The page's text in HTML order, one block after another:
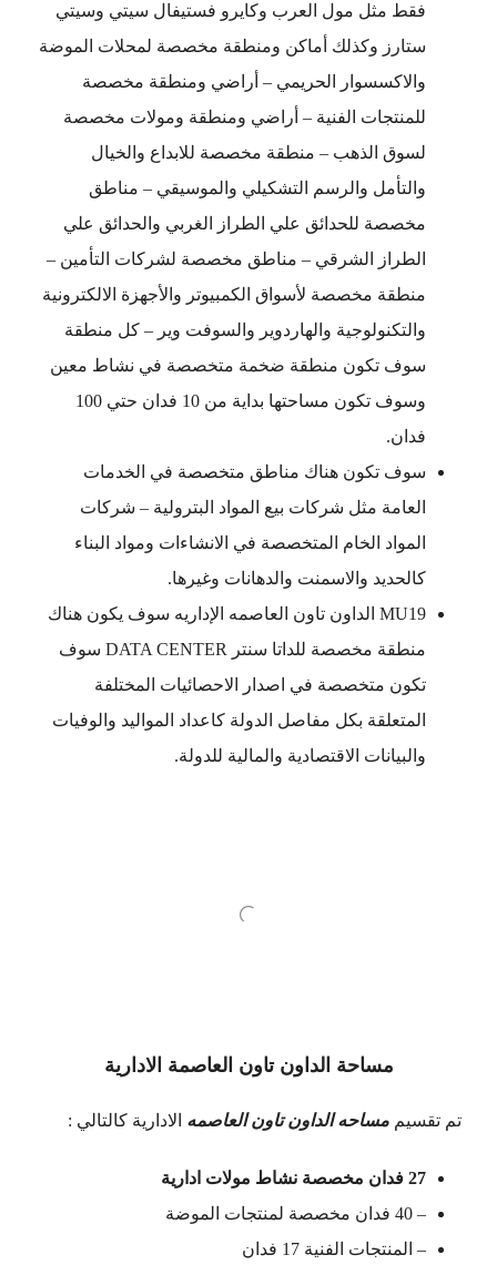
فقط مثل مول العرب وكايرو فستيفال سيتي وسيتي
ستارز وكذلك أماكن ومنطقة مخصصة لمحلات الموضة
والاكسسوار الحريمي – أراضي ومنطقة مخصصة
للمنتجات الفنية – أراضي ومنطقة ومولات مخصصة
لسوق الذهب – منطقة مخصصة للابداع والخيال
والتأمل والرسم التشكيلي والموسيقي – مناطق
مخصصة للحدائق علي الطراز الغربي والحدائق علي
الطراز الشرقي – مناطق مخصصة لشركات التأمين –
منطقة مخصصة لأسواق الكمبيوتر والأجهزة الالكترونية
والتكنولوجية والهاردوير والسوفت وير – كل منطقة
سوف تكون منطقة ضخمة متخصصة في نشاط معين
وسوف تكون مساحتها بداية من 10 فدان حتي 100
فدان.
سوف تكون هناك مناطق متخصصة في الخدمات
العامة مثل شركات بيع المواد البترولية – شركات
المواد الخام المتخصصة في الانشاءات ومواد البناء
كالحديد والاسمنت والدهانات وغيرها.
MU19 الداون تاون العاصمه الإداريه سوف يكون هناك
منطقة مخصصة للداتا سنتر DATA CENTER سوف
تكون متخصصة في اصدار الاحصائيات المختلفة
المتعلقة بكل مفاصل الدولة كاعداد المواليد والوفيات
والبيانات الاقتصادية والمالية للدولة.
مساحة الداون تاون العاصمة الادارية
تم تقسيم مساحه الداون تاون العاصمه الادارية كالتالي :
27 فدان مخصصة نشاط مولات ادارية
– 40 فدان مخصصة لمنتجات الموضة
– المنتجات الفنية 17 فدان